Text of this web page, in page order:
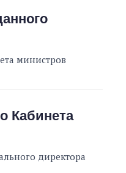
министров
Кабинета
директора